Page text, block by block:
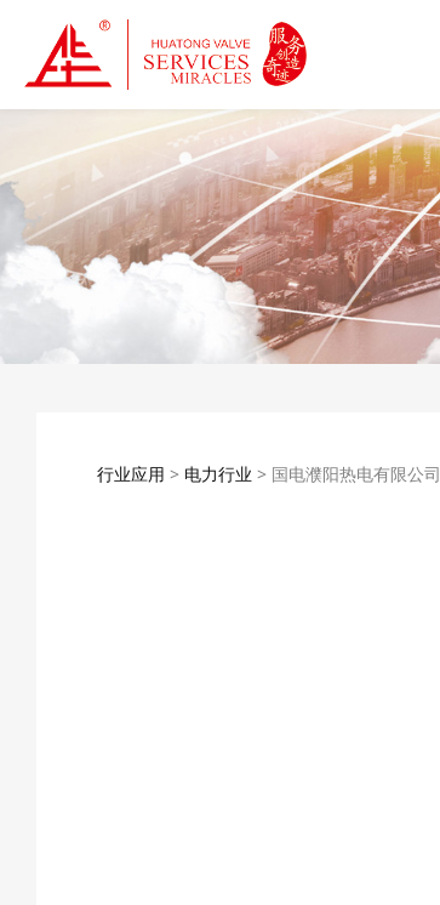
行业应用 > 电力行业 > 国电濮阳热电有限公司